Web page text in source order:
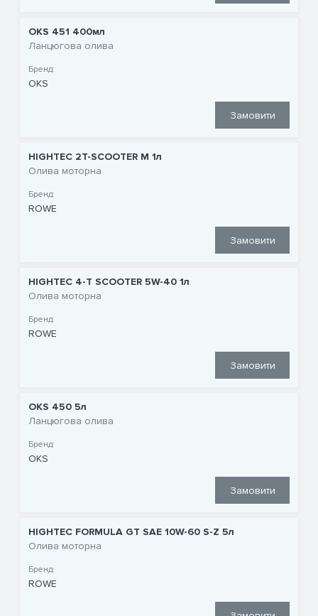
OKS 451 400мл
Ланцюгова олива
Бренд:
OKS
Замовити
HIGHTEC 2T-SCOOTER M 1л
Олива моторна
Бренд:
ROWE
Замовити
HIGHTEC 4-T SCOOTER 5W-40 1л
Олива моторна
Бренд:
ROWE
Замовити
OKS 450 5л
Ланцюгова олива
Бренд:
OKS
Замовити
HIGHTEC FORMULA GT SAE 10W-60 S-Z 5л
Олива моторна
Бренд:
ROWE